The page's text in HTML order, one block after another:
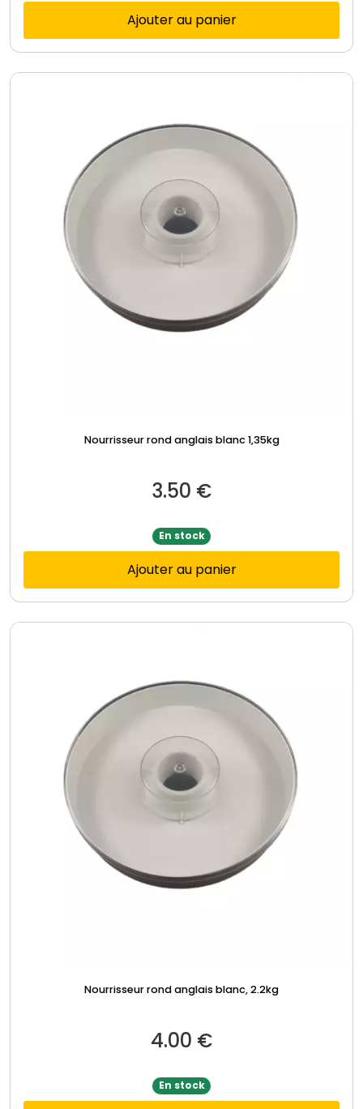
Ajouter au panier
Nourrisseur rond anglais blanc 1,35kg
3.50 €
En stock
Ajouter au panier
Nourrisseur rond anglais blanc, 2.2kg
4.00 €
En stock